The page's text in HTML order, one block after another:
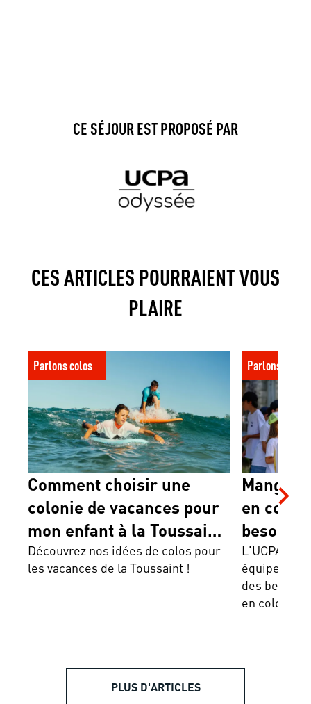
CE SÉJOUR EST PROPOSÉ PAR
CES ARTICLES POURRAIENT VOUS
PLAIRE
Comment choisir une colonie de
vacances pour mon enfant à la Toussaint
Parlons colos
Comment choisir une
colonie de vacances pour
mon enfant à la Toussaint
?
Découvrez nos idées de colos pour
les vacances de la Toussaint !
Manger,
comment
enfant sont-
Parlons colos
Manger,
en colo :
besoins
votre
en
L'UCPA
équipes
des
en colonie
PLUS D'ARTICLES